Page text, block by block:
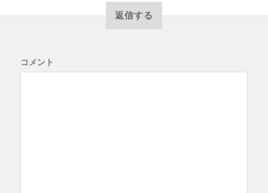
返信する
コメント